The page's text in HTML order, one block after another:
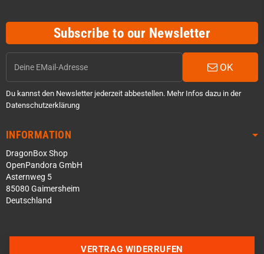
Subscribe to our Newsletter
OK
Du kannst den Newsletter jederzeit abbestellen. Mehr Infos dazu in der
Datenschutzerklärung
INFORMATION
DragonBox Shop
OpenPandora GmbH
Asternweg 5
85080 Gaimersheim
Deutschland
VERTRAG WIDERRUFEN